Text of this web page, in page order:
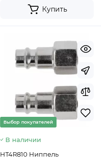
Купить
Выбор покупателей
В наличии
HT4R810 Ниппель